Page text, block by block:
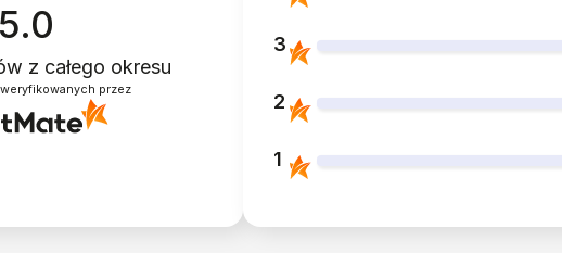
5.0
z całego okresu
przez
3
2
1